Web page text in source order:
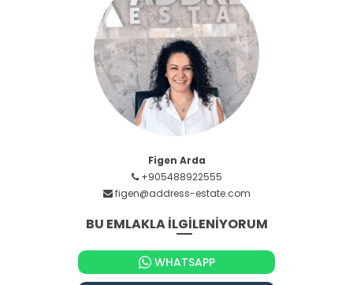
Figen Arda
+905488922555
figen@address-estate.com
BU EMLAKLA İLGİLENİYORUM
WHATSAPP